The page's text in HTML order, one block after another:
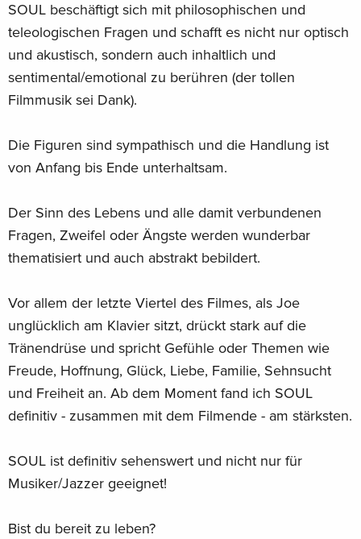
SOUL beschäftigt sich mit philosophischen und
teleologischen Fragen und schafft es nicht nur optisch
und akustisch, sondern auch inhaltlich und
sentimental/emotional zu berühren (der tollen
Filmmusik sei Dank).
Die Figuren sind sympathisch und die Handlung ist
von Anfang bis Ende unterhaltsam.
Der Sinn des Lebens und alle damit verbundenen
Fragen, Zweifel oder Ängste werden wunderbar
thematisiert und auch abstrakt bebildert.
Vor allem der letzte Viertel des Filmes, als Joe
unglücklich am Klavier sitzt, drückt stark auf die
Tränendrüse und spricht Gefühle oder Themen wie
Freude, Hoffnung, Glück, Liebe, Familie, Sehnsucht
und Freiheit an. Ab dem Moment fand ich SOUL
definitiv - zusammen mit dem Filmende - am stärksten.
SOUL ist definitiv sehenswert und nicht nur für
Musiker/Jazzer geeignet!
Bist du bereit zu leben?